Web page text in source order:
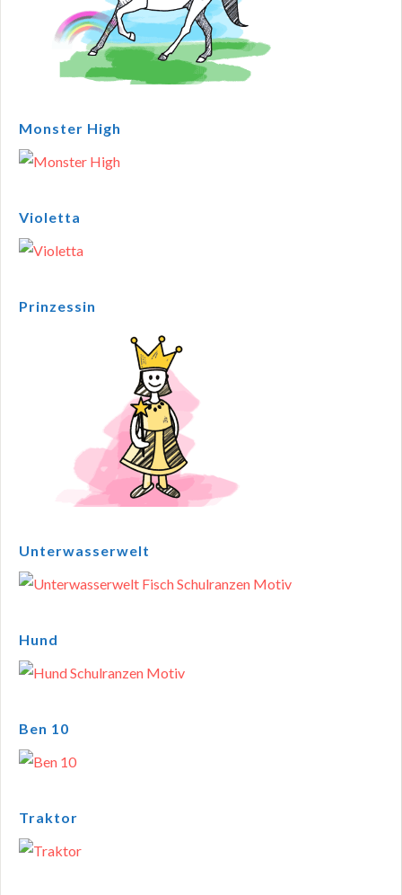
Monster High
Violetta
Prinzessin
Unterwasserwelt
Hund
Ben 10
Traktor